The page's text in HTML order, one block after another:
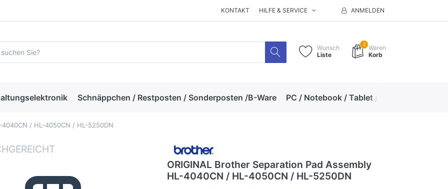
KONTAKT HILFE & SERVICE ANMELDEN
Wunsch
Liste
2 Waren
Korb
Schnäppchen / Restposten / Sonderposten /B-Ware PC / Notebook / Tablet / Zubehör
4040CN / HL-4050CN / HL-5250DN
ORIGINAL Brother Separation Pad Assembly
HL-4040CN / HL-4050CN / HL-5250DN